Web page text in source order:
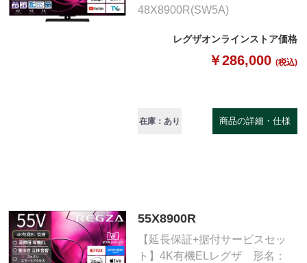
48X8900R(SW5A)
レグザオンラインストア価格
￥286,000 (税込)
在庫：あり 商品の詳細・仕様
55X8900R
【延長保証+据付サービスセッ
ト】4K有機ELレグザ 形名：